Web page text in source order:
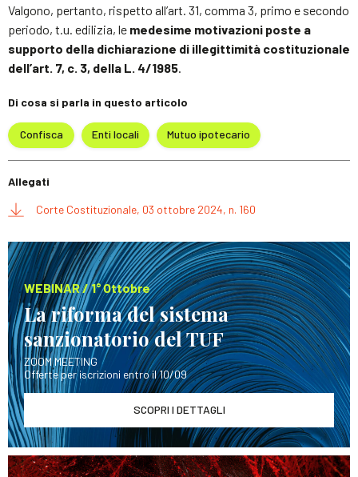
Valgono, pertanto, rispetto all’art. 31, comma 3, primo e secondo
periodo, t.u. edilizia, le medesime motivazioni poste a
supporto della dichiarazione di illegittimità costituzionale
dell’art. 7, c. 3, della L. 4/1985.
Di cosa si parla in questo articolo
Confisca Enti locali Mutuo ipotecario
Allegati
Corte Costituzionale, 03 ottobre 2024, n. 160
WEBINAR / 1° Ottobre
La riforma del sistema
sanzionatorio del TUF
ZOOM MEETING
Offerte per iscrizioni entro il 10/09
SCOPRI I DETTAGLI